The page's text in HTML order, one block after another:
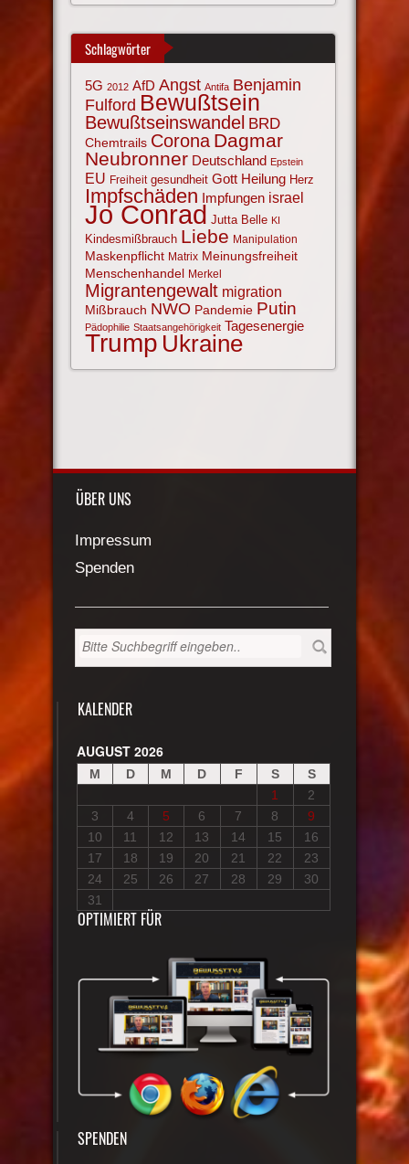
Schlagwörter
5G 2012 AfD Angst Antifa Benjamin
Fulford Bewußtsein
Bewußtseinswandel BRD
Chemtrails Corona Dagmar
Neubronner Deutschland Epstein
EU Freiheit gesundheit Gott Heilung Herz
Impfschäden Impfungen israel
Jo Conrad Jutta Belle KI
Kindesmißbrauch Liebe Manipulation
Maskenpflicht Matrix Meinungsfreiheit
Menschenhandel Merkel
Migrantengewalt migration
Mißbrauch NWO Pandemie Putin
Pädophilie Staatsangehörigkeit Tagesenergie
Trump Ukraine
ÜBER UNS
Impressum
Spenden
KALENDER
AUGUST 2026
M D M D F S
S
1
2
3
4 5 6 7 8
9
10
11 12 13 14 15
16
17
18 19 20 21 22
23
24
25 26 27 28 29
30
31
OPTIMIERT FÜR
SPENDEN